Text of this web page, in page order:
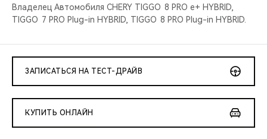
Владелец Автомобиля CHERY TIGGO 8 PRO е+ HYBRID,
TIGGO 7 PRO Plug-in HYBRID, TIGGO 8 PRO Plug-in HYBRID.
ЗАПИСАТЬСЯ НА ТЕСТ-ДРАЙВ
КУПИТЬ ОНЛАЙН